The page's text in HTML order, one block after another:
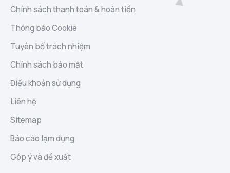
Chính sách thanh toán & hoàn tiền
Thông báo Cookie
Tuyên bố trách nhiệm
Chính sách bảo mật
Điều khoản sử dụng
Liên hệ
Sitemap
Báo cáo lạm dụng
Góp ý và đề xuất